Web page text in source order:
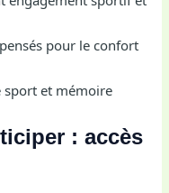
pour le confort
sport et mémoire
: accès